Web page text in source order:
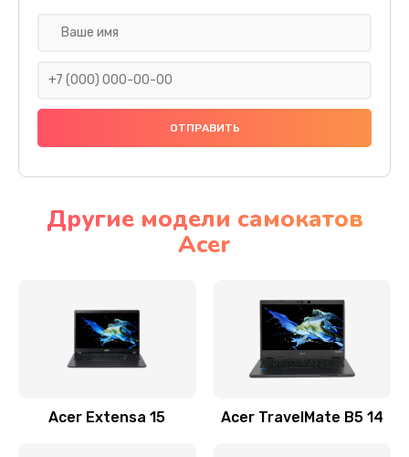
Ремонт подсветки
Настройка BIOS
Замена видеочипа
Заказать
Другие модели самокатов
Acer
Acer Extensa 15 Acer TravelMate B5 14